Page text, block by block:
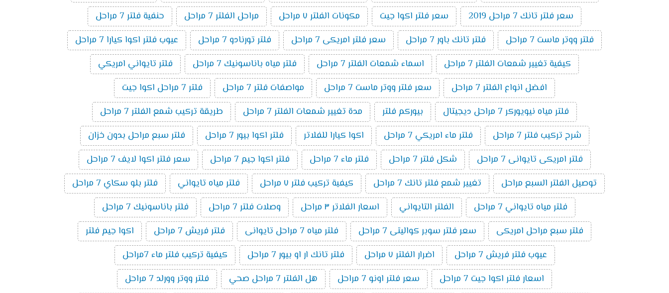
سعر فلتر تانك 7 مراحل 2019
سعر فلتر اكوا جيت مكونات الفلتر ٧ مراحل مراحل الفلتر 7 مراحل
حنفية فلتر 7 مراحل
فلتر ووتر ماست 7 مراحل
فلتر تانك باور 7 مراحل سعر فلتر امريكى 7 مراحل فلتر تورنادو 7 مراحل
عيوب فلتر اكوا كيارا 7 مراحل
كيفية تغيير شمعات الفلتر 7 مراحل
اسماء شمعات الفلتر 7 مراحل فلتر مياه باناسونيك 7 مراحل
فلتر تايواني امريكي
افضل انواع الفلتر 7 مراحل
سعر فلتر ووتر ماست 7 مراحل مواصفات فلتر 7 مراحل
فلتر 7 مراحل اكوا جيت
فلتر مياه نيويوركر 7 مراحل ديجيتال
بيوركم فلتر مدة تغيير شمعات الفلتر 7 مراحل
طريقة تركيب شمع الفلتر 7 مراحل
شرح تركيب فلتر 7 مراحل
فلتر ماء امريكي 7 مراحل اكوا كيارا للفلاتر فلتر اكوا بيور 7 مراحل
فلتر سبع مراحل بدون خزان
فلتر امريكى تايوانى 7 مراحل
شكل فلتر 7 مراحل فلتر ماء 7 مراحل فلتر اكوا جيم 7 مراحل
سعر فلتر اكوا لايف 7 مراحل
توصيل الفلتر السبع مراحل
تغيير شمع فلتر تانك 7 مراحل كيفية تركيب فلتر ٧ مراحل فلتر مياه تايواني
فلتر بلو سكاي 7 مراحل
فلتر مياه تايواني 7 مراحل
الفلتر التايواني اسعار الفلاتر ٣ مراحل وصلات فلتر 7 مراحل
فلتر باناسونيك 7 مراحل
فلتر سبع مراحل امريكى
سعر فلتر سوبر كواليتى 7 مراحل فلتر مياه 7 مراحل تايوانى فلتر فريش 7 مراحل
اكوا جيم فلتر
عيوب فلتر فريش 7 مراحل
اضرار الفلتر ٧ مراحل فلتر تانك ار او بيور 7 مراحل
كيفية تركيب فلتر ماء 7مراحل
اسعار فلتر اكوا جيت 7 مراحل
سعر فلتر اونو 7 مراحل هل الفلتر 7 مراحل صحي
فلتر ووتر وورلد 7 مراحل